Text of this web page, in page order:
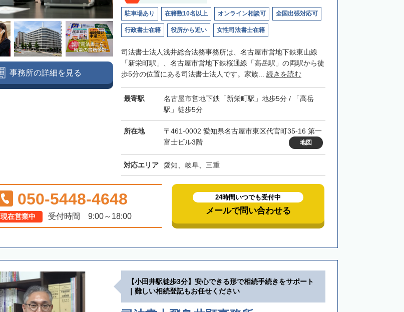
駐車場あり 在籍数10名以上 オンライン相談可 全国出張対応可
行政書士在籍 役所から近い 女性司法書士在籍
司法書士法人浅井総合法務事務所は、名古屋市営地下鉄東山線
「新栄町駅」、名古屋市営地下鉄桜通線「高岳駅」の両駅から徒
歩5分の位置にある司法書士法人です。家族... 続きを読む
最寄駅
名古屋市営地下鉄「新栄町駅」地歩5分 / 「高岳
駅」徒歩5分
所在地
〒461-0002 愛知県名古屋市東区代官町35-16 第一
富士ビル3階
地図
対応エリア 愛知、岐阜、三重
事務所の詳細を見る
050-5448-4648
現在営業中 受付時間 9:00～18:00
24時間いつでも受付中
メールで問い合わせる
【小田井駅徒歩3分】安心できる形で相続手続きをサポート
｜難しい相続登記もお任せください